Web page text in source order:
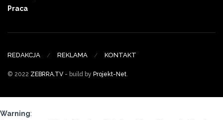
Praca
REDAKCJA REKLAMA KONTAKT
© 2022 ZEBRRA.TV - build by Projekt-Net.
Warning: